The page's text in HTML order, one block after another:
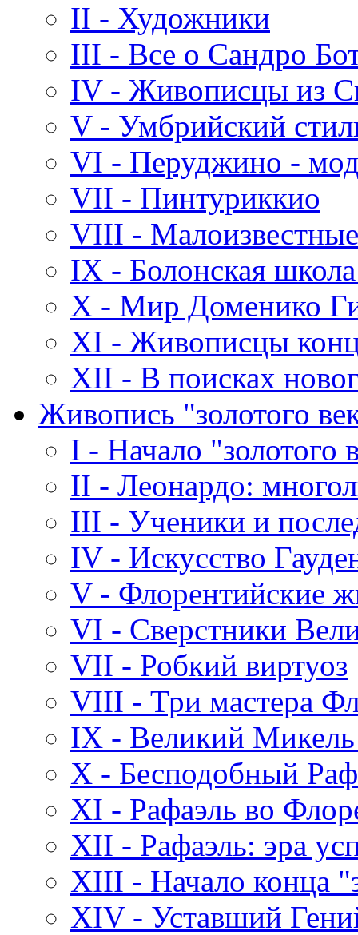
II - Художники
III - Все о Сандро
IV - Живописцы из
V - Умбрийский
VI - Перуджино -
VII - Пинтуриккио
VIII -
IX - Болонская
X - Мир Доменико
XI - Живописцы
XII - В поисках
Живопись "золотого
I - Начало "золотого
II - Леонардо:
III - Ученики и
IV - Искусство
V - Флорентийские
VI - Сверстники
VII - Робкий виртуоз
VIII - Три мастера
IX - Великий
X - Бесподобный
XI - Рафаэль во
XII - Рафаэль: эра
XIII - Начало конца
XIV - Уставший